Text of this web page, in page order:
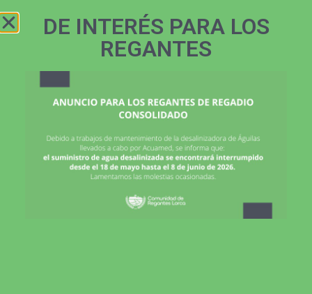
NOTICIAS Y ACTUALIDAD
Conoce todas las noticias y actualidad
DE INTERÉS PARA LOS
REGANTES